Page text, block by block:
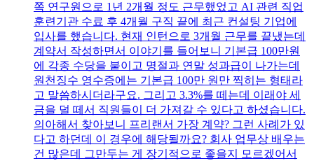
쪽 연구원으로 1년 2개월 정도 근무했었고 AI 관련 직업
훈련기관 수료 후 4개월 구직 끝에 최근 컨설팅 기업에
입사를 했습니다. 현재 인턴으로 3개월 근무를 끝냈는데
계약서 작성하면서 이야기를 들어보니 기본급 100만원
에 각종 수당을 붙이고 명절과 연말 성과급이 나가는데
원천징수 영수증에는 기본급 100만 원만 찍히는 형태라
고 말씀하시더라구요. 그리고 3.3%를 떼는데 이래야 세
금을 덜 떼서 직원들이 더 가져갈 수 있다고 하셨습니다.
의아해서 찾아보니 프리랜서 가장 계약? 그런 사례가 있
다고 하던데 이 경우에 해당될까요? 회사 업무상 배우는
건 많은데 그만두는 게 장기적으로 좋을지 모르겠어서